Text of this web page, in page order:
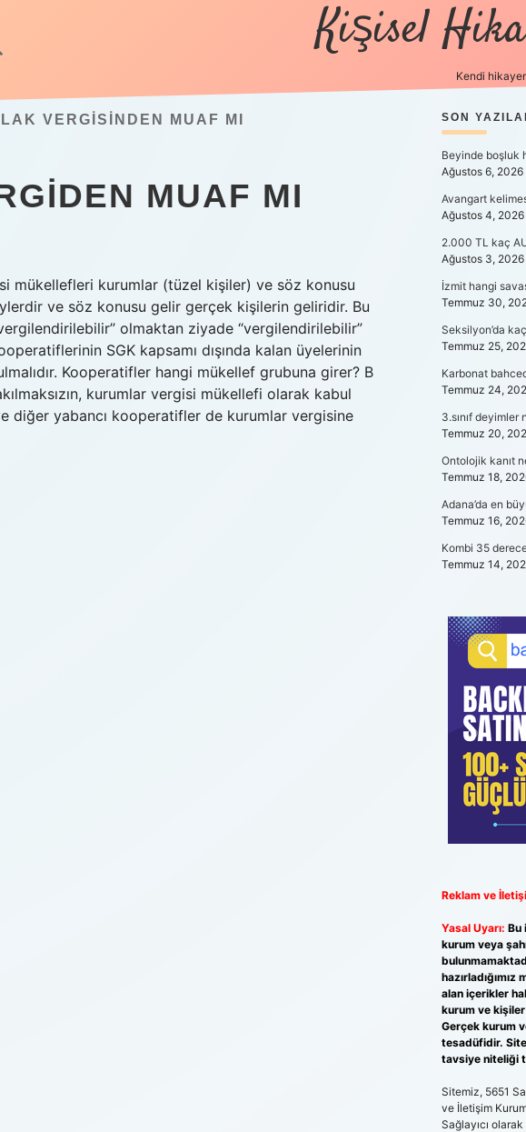
Kişisel
Kendi
VERGISINDEN MUAF MI
MUAF MI
mükellefleri kurumlar (tüzel kişiler) ve söz konusu
ve söz konusu gelir gerçek kişilerin geliridir. Bu
olmaktan ziyade “vergilendirilebilir”
SGK kapsamı dışında kalan üyelerinin
Kooperatifler hangi mükellef grubuna girer? B
kurumlar vergisi mükellefi olarak kabul
diğer yabancı kooperatifler de kurumlar vergisine
SON
Beyinde boşluk
Ağustos 6, 2026
Avangart
Ağustos 4, 2026
2.000 TL kaç
Ağustos 3, 2026
İzmit hangi
Temmuz 30,
Seksilyon’da kaç
Temmuz 25,
Karbonat
Temmuz 24,
3.sınıf deyimler
Temmuz 20,
Ontolojik kanıt
Temmuz 18,
Adana’da en
Temmuz 16,
Kombi 35
Temmuz 14,
Reklam ve
Yasal Uyarı: Bu
kurum veya
alan içerikler
kurum ve kişiler
Gerçek kurum
tesadüfidir.
tavsiye niteliği
Sitemiz, 5651
ve İletişim
Sağlayıcı